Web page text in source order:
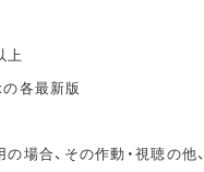
上
各最新版
場合、その作動・視聴の